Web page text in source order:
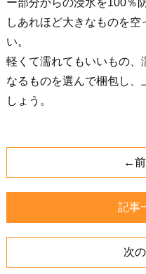
ー部分からの浸水を100％
しあれほど大きなものを
い。
軽くて濡れてもいいもの、
なるものを選んで梱包し、
しょう。
←
記事
次